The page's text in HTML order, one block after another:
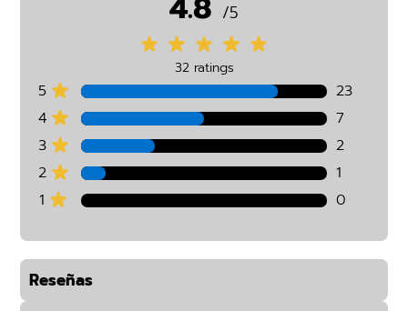
/5
32 ratings
5
23
4
7
3
2
2
1
1
0
Reseñas